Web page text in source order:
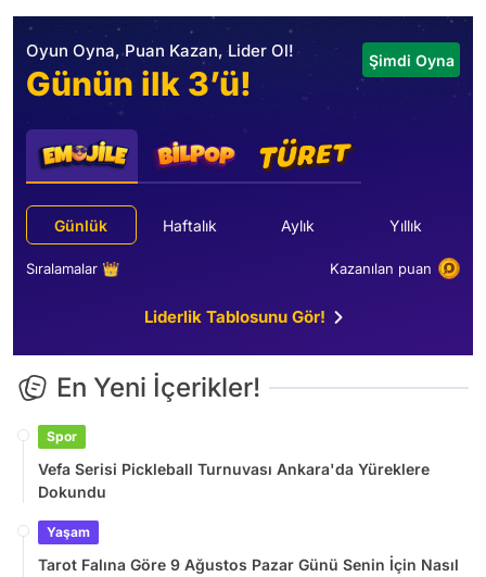
Oyun Oyna, Puan Kazan, Lider Ol!
Günün ilk 3’ü!
Şimdi Oyna
Günlük Haftalık Aylık Yıllık
Sıralamalar 👑 Kazanılan puan
Liderlik Tablosunu Gör!
En Yeni İçerikler!
Spor
Vefa Serisi Pickleball Turnuvası Ankara'da Yüreklere
Dokundu
Yaşam
Tarot Falına Göre 9 Ağustos Pazar Günü Senin İçin Nasıl